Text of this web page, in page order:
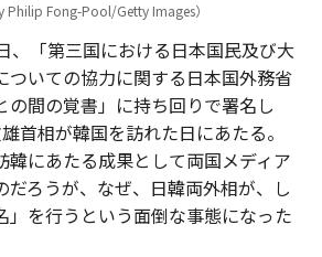
Fong-Pool/Getty Images）
、「第三国における日本国民及び大
ついての協力に関する日本国外務省
の間の覚書」に持ち回りで署名し
首相が韓国を訪れた日にあたる。
韓にあたる成果として両国メディア
だろうが、なぜ、日韓両外相が、し
」を行うという面倒な事態になった